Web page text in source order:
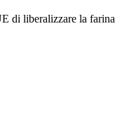
di liberalizzare la farina